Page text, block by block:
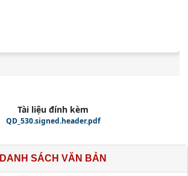
Tài liệu đính kèm
QD_530.signed.header.pdf
DANH SÁCH VĂN BẢN